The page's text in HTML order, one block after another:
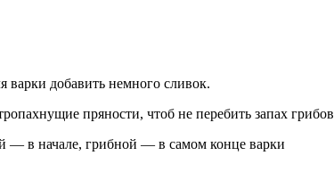
варки добавить немного сливок.
пряности, чтоб не перебить запах грибов
— в начале, грибной — в самом конце варки